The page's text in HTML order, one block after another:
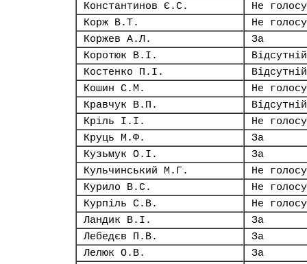
Константинов Є.С.
Не
Корж В.Т.
Не
Коржев А.Л.
За
Коротюк В.І.
Відсутній
Костенко П.І.
Відсутній
Кошин С.М.
Не
Кравчук В.П.
Відсутній
Кріль І.І.
Не
Круць М.Ф.
За
Кузьмук О.І.
За
Кульчинський М.Г.
Не
Курило В.С.
Не
Курпіль С.В.
Не
Ландик В.І.
За
Лебедєв П.В.
За
Лелюк О.В.
За